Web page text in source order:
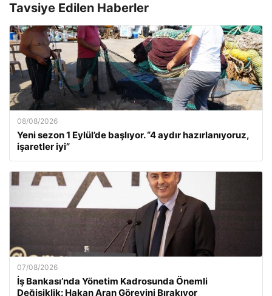
Tavsiye Edilen Haberler
08/08/2026
Yeni sezon 1 Eylül’de başlıyor. “4 aydır hazırlanıyoruz,
işaretler iyi”
07/08/2026
İş Bankası’nda Yönetim Kadrosunda Önemli
Değişiklik: Hakan Aran Görevini Bırakıyor